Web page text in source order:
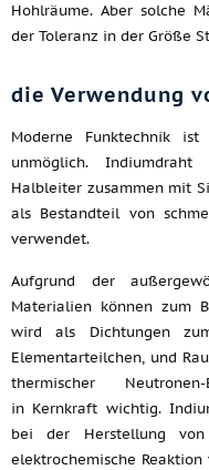
Hohlräume. Aber solche
der Toleranz in der Größe
die Verwendung
Moderne Funktechnik
unmöglich.
Halbleiter zusammen mit
als Bestandteil von
verwendet.
Aufgrund der
Materialien können zum
wird als Dichtungen
Elementarteilchen, und
thermischer
in Kernkraft wichtig.
bei der Herstellung von
elektrochemische